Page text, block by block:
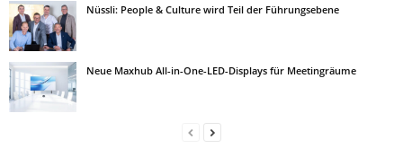
Nüssli: People & Culture wird Teil der Führungsebene
Neue Maxhub All-in-One-LED-Displays für Meetingräume